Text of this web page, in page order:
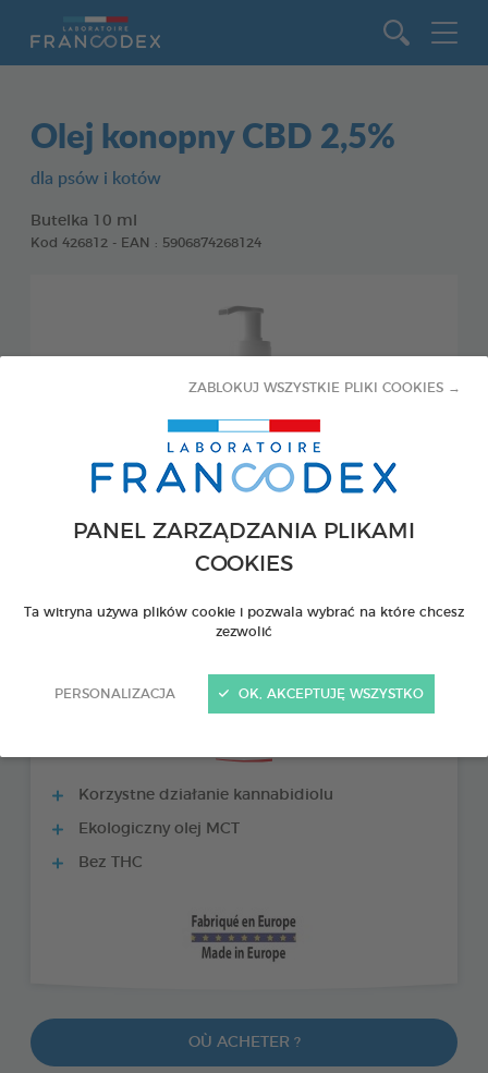
PANEL ZARZĄDZANIA PLIKAMI
COOKIES
Ta witryna używa plików cookie i pozwala wybrać na które chcesz
zezwolić
PERSONALIZACJA
ZABLOKUJ WSZYSTKIE PLIKI COOKIES →
OK, AKCEPTUJĘ WSZYSTKO
Olej konopny CBD 2,5%
dla psów i kotów
Butelka 10 ml
Kod 426812 - EAN : 5906874268124
Korzystne działanie kannabidiolu
Ekologiczny olej MCT
Bez THC
OÙ ACHETER ?